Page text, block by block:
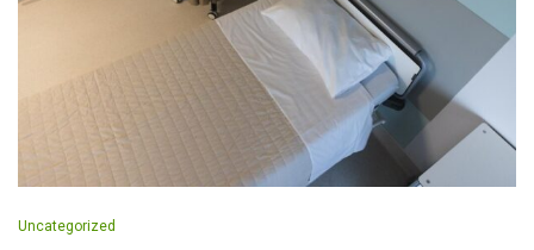
Uncategorized